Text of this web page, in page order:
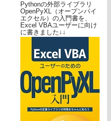
Pythonの外部ライブラリ
OpenPyXL（オープンパイ
エクセル）の入門書を、
Excel VBAユーザーに向け
に書きました↓↓